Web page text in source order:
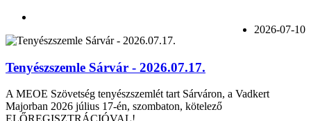
2026-07-10
Tenyészszemle Sárvár - 2026.07.17.
A MEOE Szövetség tenyészszemlét tart Sárváron, a Vadkert
Majorban 2026 július 17-én, szombaton, kötelező